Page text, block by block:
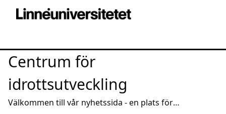
Centrum för
idrottsutveckling
Välkommen till vår nyhetssida - en plats för